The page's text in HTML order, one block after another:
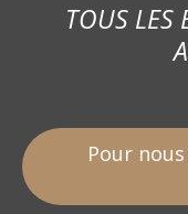
TOUS LES
Pour